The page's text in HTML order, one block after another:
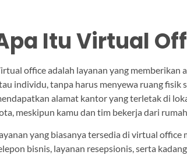
Itu Virtual
office adalah layanan yang memberikan
individu, tanpa harus menyewa ruang fisik
alamat kantor yang terletak di
meskipun kamu dan tim bekerja dari
yang biasanya tersedia di virtual
bisnis, layanan resepsionis, serta